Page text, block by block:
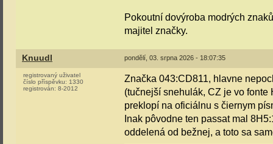
Pokoutní dovýroba modrých
majitel značky.
Knuudl pondělí, 03. srpna 2026 - 18:07:35
registrovaný uživatel
číslo příspěvku: 1330
registrován: 8-2012
Značka 043:CD811, hlavne
(tučnejší snehulák, CZ je vo
preklopí na oficiálnu s čiernym
Inak pôvodne ten passat mal
oddelená od bežnej, a toto sa